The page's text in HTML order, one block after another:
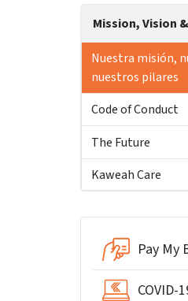
Mission, Vision
Nuestra misión,
nuestros pilares
Code of Conduct
The Future
Kaweah Care
Pay My
COVID-